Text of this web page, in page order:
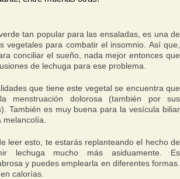
tan popular para las ensaladas, es una de
vegetales para combatir el insomnio. Así que,
conciliar el sueño, nada mejor entonces que
de lechuga para ese problema.
que tiene este vegetal se encuentra que
menstruación dolorosa (también por sus
También es muy buena para la vesícula biliar
leer esto, te estarás replanteando el hecho de
lechuga mucho más asiduamente. Es
y puedes emplearla en diferentes formas.
calorías.